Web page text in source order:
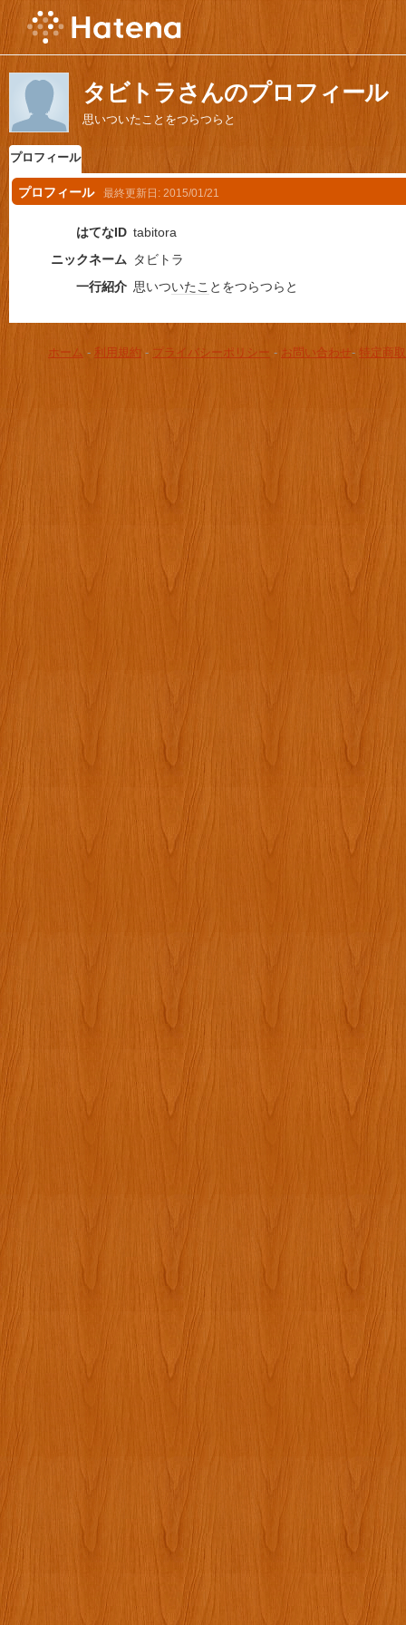
タビトラさんのプロフィール
思いついたことをつらつらと
プロフィール
プロフィール 最終更新日: 2015/01/21
はてなID tabitora
ニックネーム タビトラ
一行紹介 思いついたこ とをつらつらと
ホーム - 利用規約 - プライバシーポリシー - お問い合わせ- 特定商